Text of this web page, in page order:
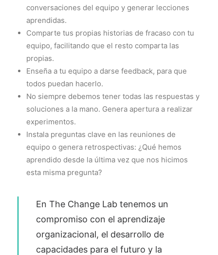
conversaciones del equipo y generar lecciones
aprendidas.
Comparte tus propias historias de fracaso con tu
equipo, facilitando que el resto comparta las
propias.
Enseña a tu equipo a darse feedback, para que
todos puedan hacerlo.
No siempre debemos tener todas las respuestas y
soluciones a la mano. Genera apertura a realizar
experimentos.
Instala preguntas clave en las reuniones de
equipo o genera retrospectivas: ¿Qué hemos
aprendido desde la última vez que nos hicimos
esta misma pregunta?
En The Change Lab tenemos un
compromiso con el aprendizaje
organizacional, el desarrollo de
capacidades para el futuro y la